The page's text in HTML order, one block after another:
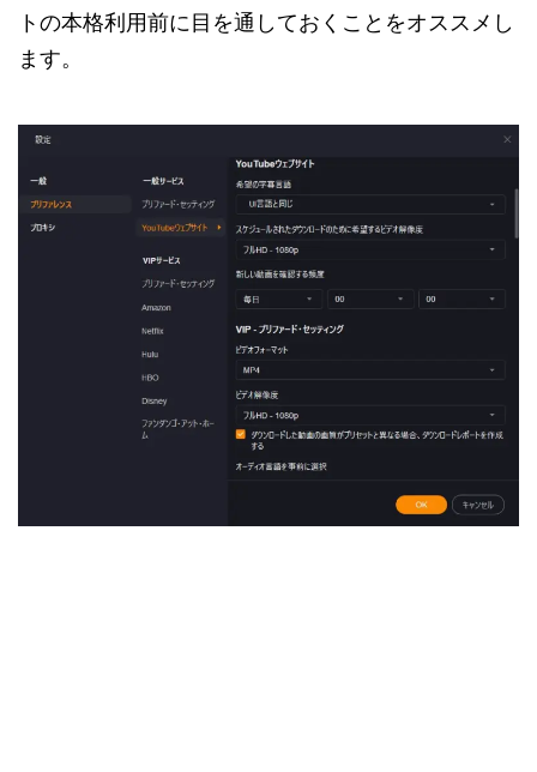
トの本格利用前に目を通しておくことをオススメし
ます。